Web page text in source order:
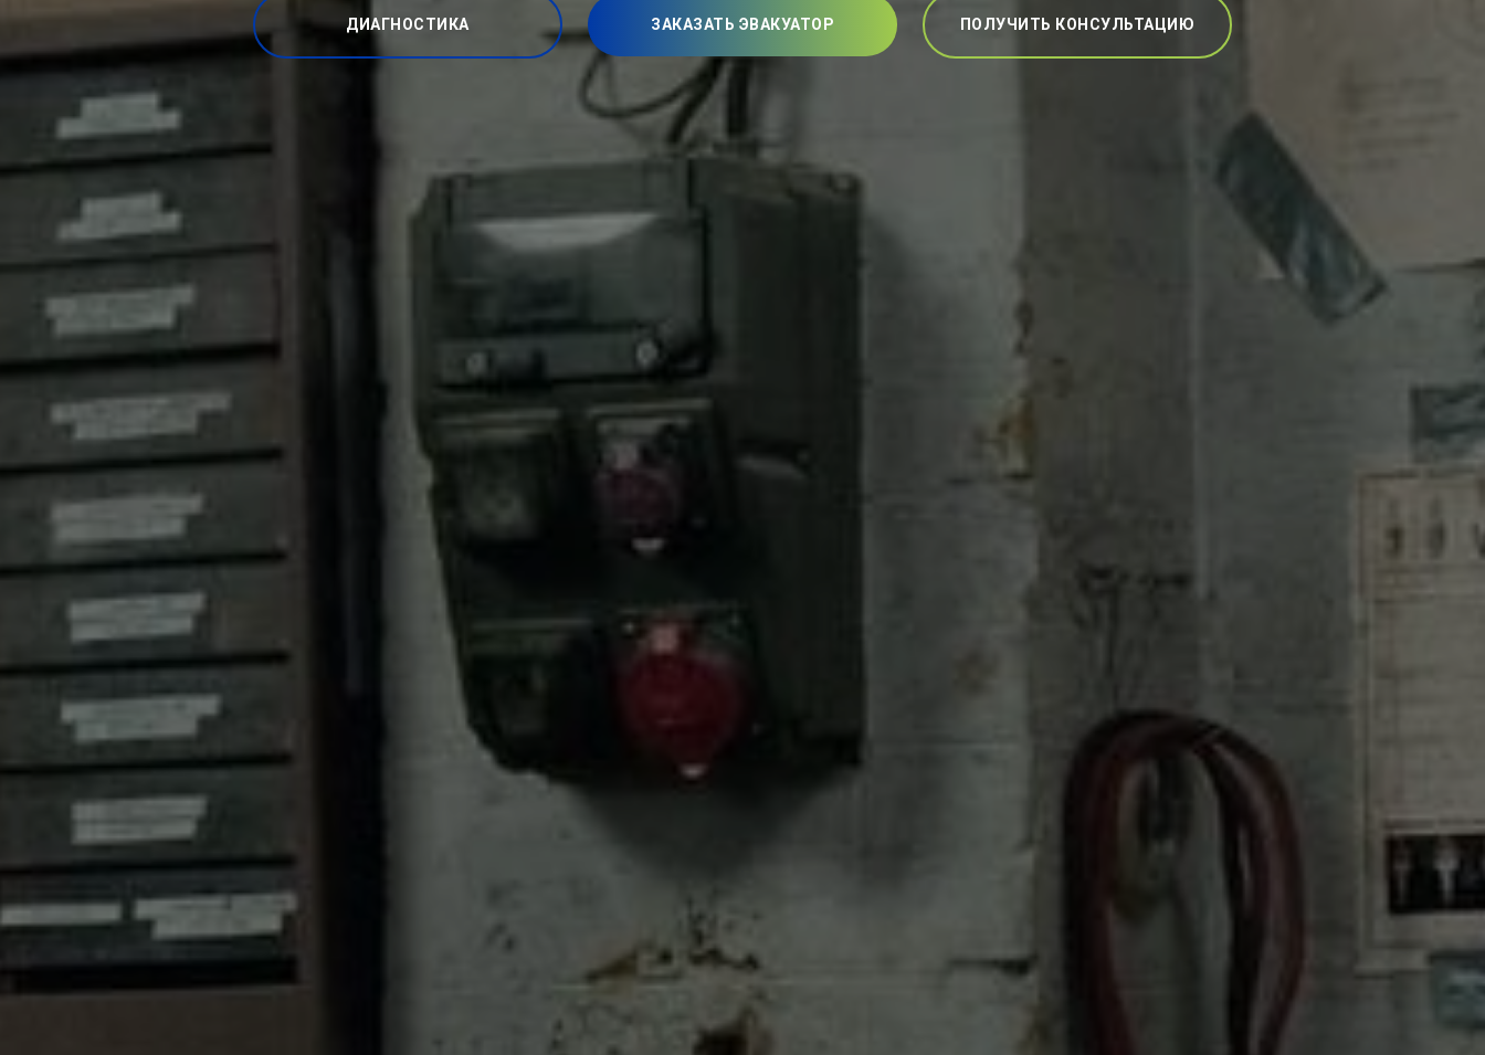
ДИАГНОСТИКА ЗАКАЗАТЬ ЭВАКУАТОР ПОЛУЧИТЬ КОНСУЛЬТАЦИЮ